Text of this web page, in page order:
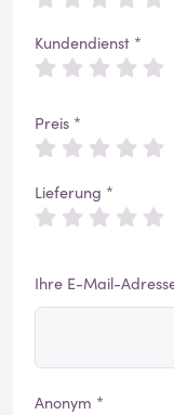
Kundendienst *
Preis *
Lieferung *
Ihre E-Mail-
Anonym *